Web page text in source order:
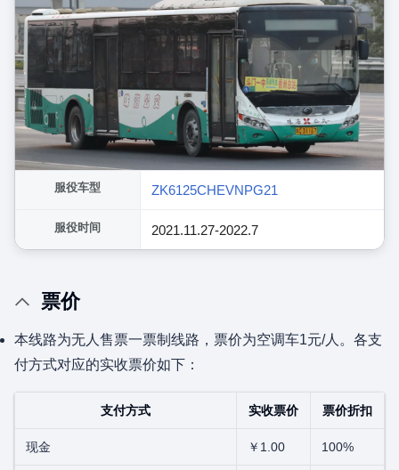
服役车型 ZK6125CHEVNPG21
服役时间 2021.11.27-2022.7
票价
本线路为无人售票一票制线路，票价为空调车1元/人。各支
付方式对应的实收票价如下：
支付方式 实收票价 票价折扣
现金 ￥1.00 100%